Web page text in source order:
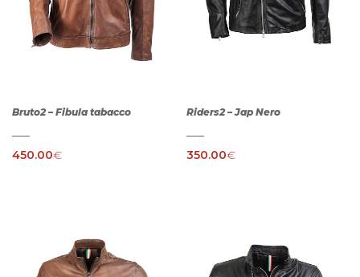
Bruto2 – Fibula tabacco
450.00€
Riders2 – Jap Nero
350.00€